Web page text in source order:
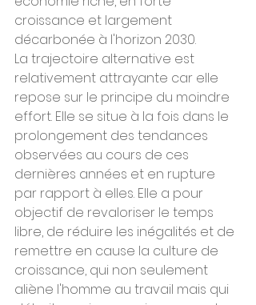
croissance et largement
décarbonée à l'horizon 2030.
La trajectoire alternative est
relativement attrayante car elle
repose sur le principe du moindre
effort. Elle se situe à la fois dans le
prolongement des tendances
observées au cours de ces
dernières années et en rupture
par rapport à elles. Elle a pour
objectif de revaloriser le temps
libre, de réduire les inégalités et de
remettre en cause la culture de
croissance, qui non seulement
aliène l'homme au travail mais qui